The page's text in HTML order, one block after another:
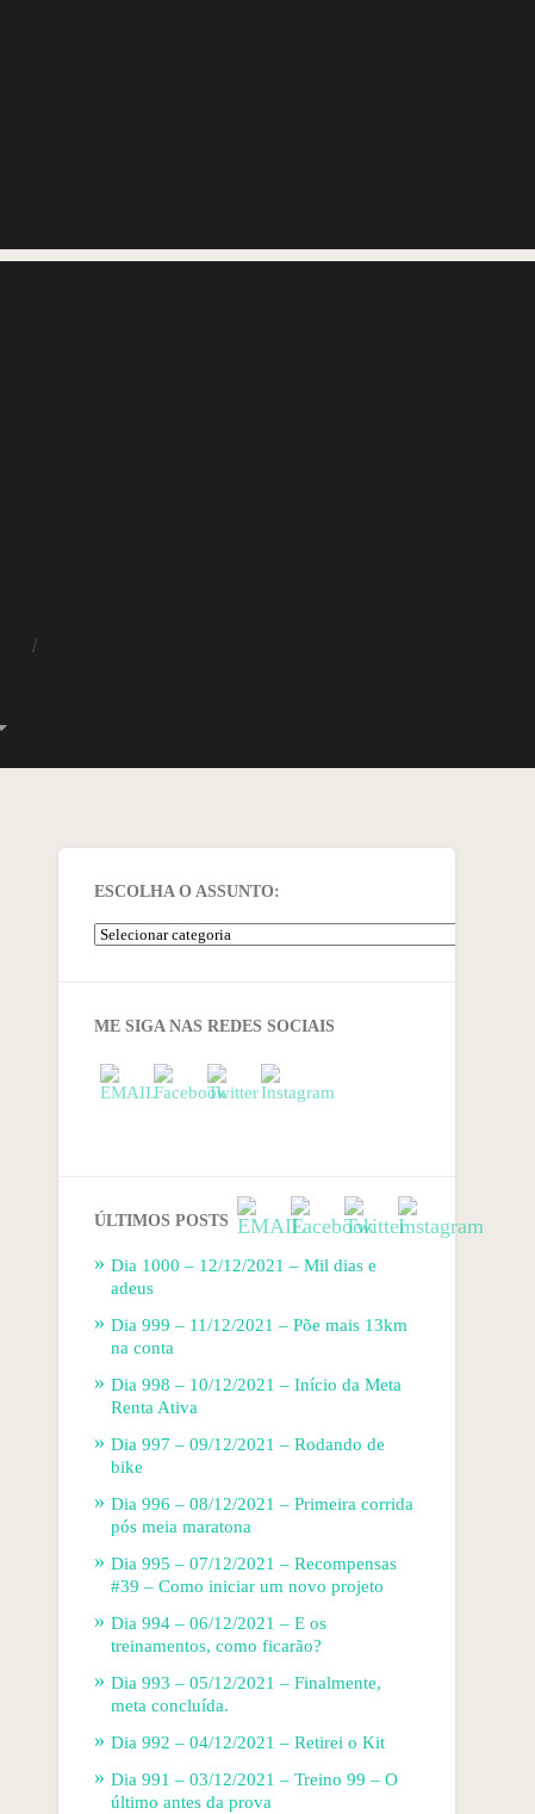
ESCOLHA O ASSUNTO:
ME SIGA NAS REDES SOCIAIS
ÚLTIMOS POSTS
Dia 1000 – 12/12/2021 – Mil dias e
adeus
Dia 999 – 11/12/2021 – Põe mais 13km
na conta
Dia 998 – 10/12/2021 – Início da Meta
Renta Ativa
Dia 997 – 09/12/2021 – Rodando de
bike
Dia 996 – 08/12/2021 – Primeira corrida
pós meia maratona
Dia 995 – 07/12/2021 – Recompensas
#39 – Como iniciar um novo projeto
Dia 994 – 06/12/2021 – E os
treinamentos, como ficarão?
Dia 993 – 05/12/2021 – Finalmente,
meta concluída.
Dia 992 – 04/12/2021 – Retirei o Kit
Dia 991 – 03/12/2021 – Treino 99 – O
último antes da prova